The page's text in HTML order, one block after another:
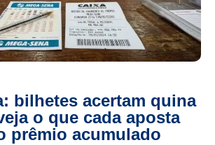
bilhetes acertam quina
o que cada aposta
prêmio acumulado